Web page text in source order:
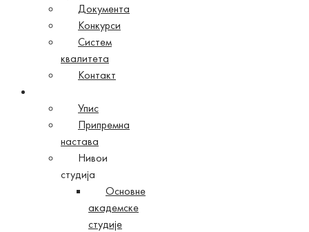
Документа
Конкурси
Систем
квалитета
Контакт
Упис
Припремна
настава
Нивои
студија
Основне
академске
студије